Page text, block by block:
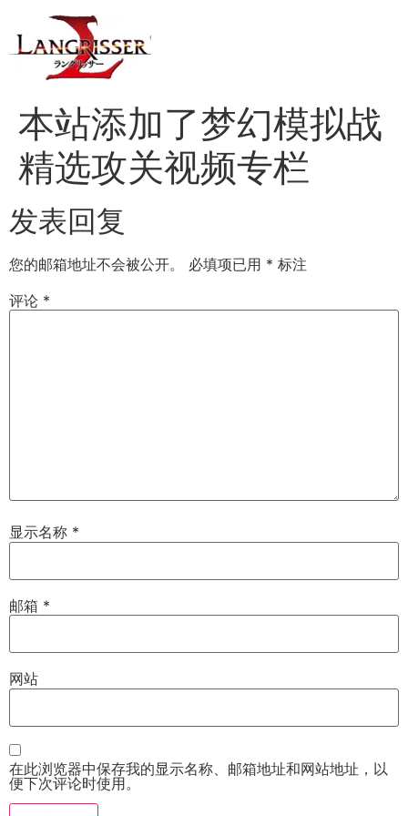
本站添加了梦幻模拟战
精选攻关视频专栏
发表回复
您的邮箱地址不会被公开。 必填项已用 * 标注
评论 *
显示名称 *
邮箱 *
网站
在此浏览器中保存我的显示名称、邮箱地址和网站地址，以
便下次评论时使用。